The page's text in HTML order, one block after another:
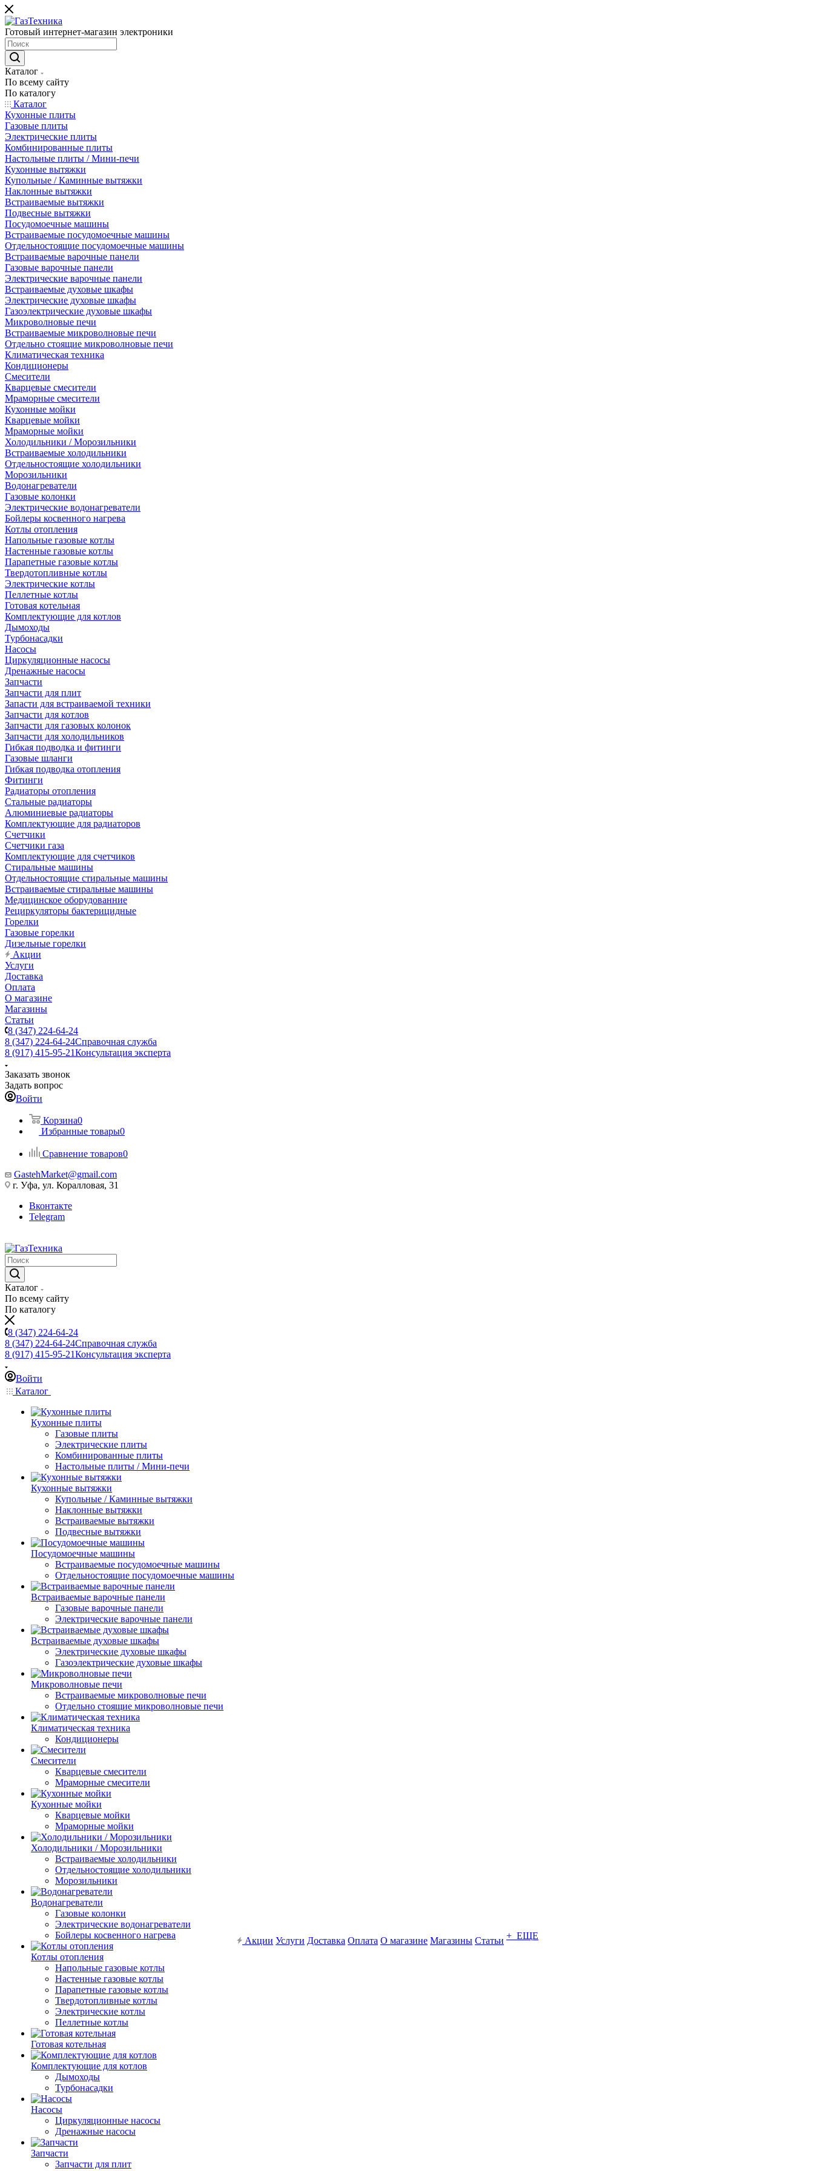
Готовый интернет-магазин электроники
Каталог
По всему сайту
По каталогу
Каталог
Кухонные плиты
Газовые плиты
Электрические плиты
Комбинированные плиты
Настольные плиты / Мини-печи
Кухонные вытяжки
Купольные / Каминные вытяжки
Наклонные вытяжки
Встраиваемые вытяжки
Подвесные вытяжки
Посудомоечные машины
Встраиваемые посудомоечные машины
Отдельностоящие посудомоечные машины
Встраиваемые варочные панели
Газовые варочные панели
Электрические варочные панели
Встраиваемые духовые шкафы
Электрические духовые шкафы
Газоэлектрические духовые шкафы
Микроволновые печи
Встраиваемые микроволновые печи
Отдельно стоящие микроволновые печи
Климатическая техника
Кондиционеры
Смесители
Кварцевые смесители
Мраморные смесители
Кухонные мойки
Кварцевые мойки
Мраморные мойки
Холодильники / Морозильники
Встраиваемые холодильники
Отдельностоящие холодильники
Морозильники
Водонагреватели
Газовые колонки
Электрические водонагреватели
Бойлеры косвенного нагрева
Котлы отопления
Напольные газовые котлы
Настенные газовые котлы
Парапетные газовые котлы
Твердотопливные котлы
Электрические котлы
Пеллетные котлы
Готовая котельная
Комплектующие для котлов
Дымоходы
Турбонасадки
Насосы
Циркуляционные насосы
Дренажные насосы
Запчасти
Запчасти для плит
Запасти для встраиваемой техники
Запчасти для котлов
Запчасти для газовых колонок
Запчасти для холодильников
Гибкая подводка и фитинги
Газовые шланги
Гибкая подводка отопления
Фитинги
Радиаторы отопления
Стальные радиаторы
Алюминиевые радиаторы
Комплектующие для радиаторов
Счетчики
Счетчики газа
Комплектующие для счетчиков
Стиральные машины
Отдельностоящие стиральные машины
Встраиваемые стиральные машины
Медицинское оборудованние
Рециркуляторы бактерицидные
Горелки
Газовые горелки
Дизельные горелки
Акции
Услуги
Доставка
Оплата
О магазине
Магазины
Статьи
8 (347) 224-64-24
8 (347) 224-64-24Справочная служба
8 (917) 415-95-21Консультация эксперта
Заказать звонок
Задать вопрос
Войти
Корзина0
Избранные товары0
Сравнение товаров0
GastehMarket@gmail.com
г. Уфа, ул. Коралловая, 31
Вконтакте
Telegram
Каталог
По всему сайту
По каталогу
8 (347) 224-64-24
8 (347) 224-64-24Справочная служба
8 (917) 415-95-21Консультация эксперта
Войти
Каталог
Кухонные плиты
Газовые плиты
Электрические плиты
Комбинированные плиты
Настольные плиты / Мини-печи
Кухонные вытяжки
Купольные / Каминные вытяжки
Наклонные вытяжки
Встраиваемые вытяжки
Подвесные вытяжки
Посудомоечные машины
Встраиваемые посудомоечные машины
Отдельностоящие посудомоечные машины
Встраиваемые варочные панели
Газовые варочные панели
Электрические варочные панели
Встраиваемые духовые шкафы
Электрические духовые шкафы
Газоэлектрические духовые шкафы
Микроволновые печи
Встраиваемые микроволновые печи
Отдельно стоящие микроволновые печи
Климатическая техника
Кондиционеры
Смесители
Кварцевые смесители
Мраморные смесители
Кухонные мойки
Кварцевые мойки
Мраморные мойки
Холодильники / Морозильники
Встраиваемые холодильники
Отдельностоящие холодильники
Морозильники
Водонагреватели
Газовые колонки
Электрические водонагреватели
Бойлеры косвенного нагрева
Котлы отопления
Напольные газовые котлы
Настенные газовые котлы
Парапетные газовые котлы
Твердотопливные котлы
Электрические котлы
Пеллетные котлы
Готовая котельная
Комплектующие для котлов
Дымоходы
Турбонасадки
Насосы
Циркуляционные насосы
Дренажные насосы
Запчасти
Запчасти для плит
Акции Услуги Доставка Оплата О магазине Магазины Статьи + ЕЩЕ